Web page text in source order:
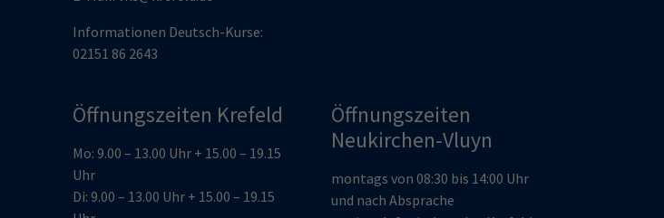
Informationen Deutsch-Kurse:
02151 86 2643
Öffnungszeiten Krefeld
Mo: 9.00 – 13.00 Uhr + 15.00 – 19.15
Uhr
Di: 9.00 – 13.00 Uhr + 15.00 – 19.15
Öffnungszeiten
Neukirchen-Vluyn
montags von 08:30 bis 14:00 Uhr
und nach Absprache